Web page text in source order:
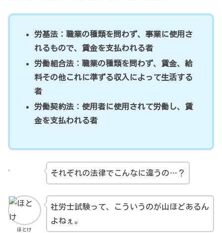
労基法：職業の種類を問わず、事業に使用さ
れるもので、賃金を支払われる者
労働組合法：職業の種類を問わず、賃金、給
料その他これに準ずる収入によって生活する
者
労働契約法：使用者に使用されて労働し、賃
金を支払われる者
それぞれの法律でこんなに違うの…？
ほとけ
社労士試験って、こういうのが山ほどあるん
よねぇ。